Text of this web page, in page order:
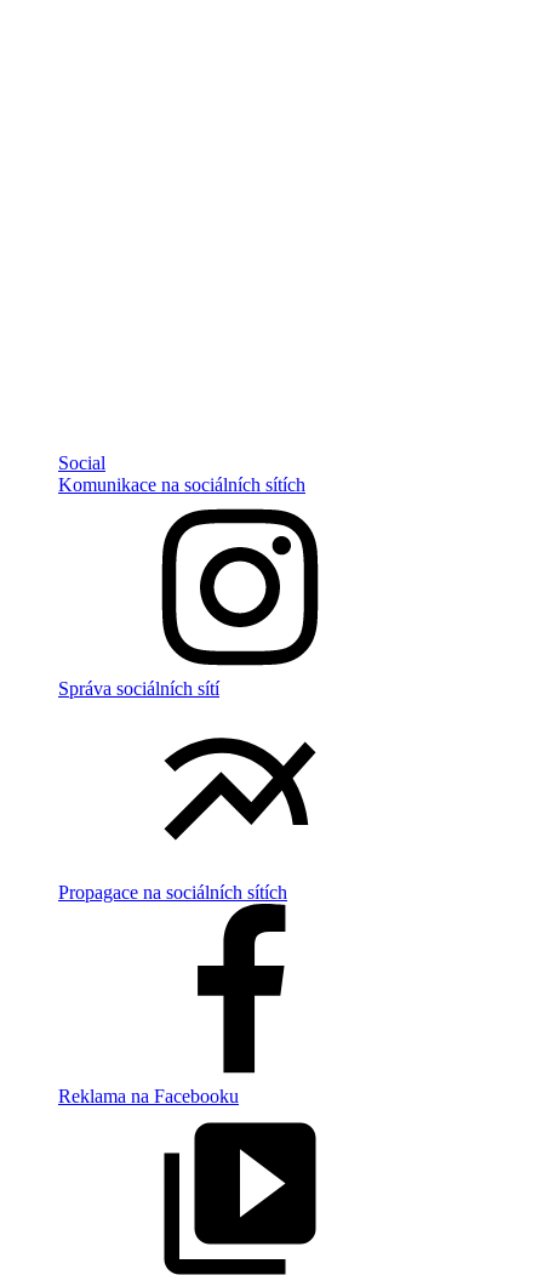
Social
Komunikace na sociálních sítích
Správa sociálních sítí
Propagace na sociálních sítích
Reklama na Facebooku